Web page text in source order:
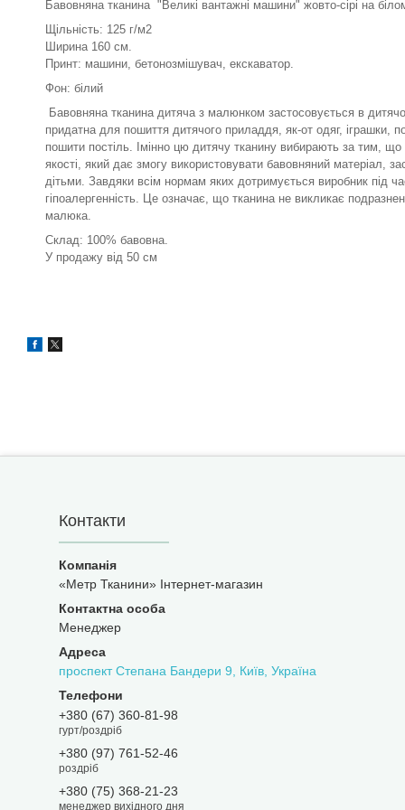
Бавовняна тканина "Великі вантажні машини" жовто-сірі на
Щільність: 125 г/м2
Ширина 160 см.
Принт: машини, бетонозмішувач, екскаватор.
Фон: білий
Бавовняна тканина дитяча з малюнком застосовується в
придатна для пошиття дитячого приладдя, як-от одяг, іграшки,
пошити постіль. Імінно цю дитячу тканину вибирають за тим,
якості, який дає змогу використовувати бавовняний матеріал,
дітьми. Завдяки всім нормам яких дотримується виробник під
гіпоалергенність. Це означає, що тканина не викликає
малюка.
Склад: 100% бавовна.
У продажу від 50 см
Контакти
«Метр Тканини» Інтернет-магазин
Менеджер
проспект Степана Бандери 9, Київ, Україна
+380 (67) 360-81-98
гурт/роздріб
+380 (97) 761-52-46
роздріб
+380 (75) 368-21-23
менеджер вихідного дня